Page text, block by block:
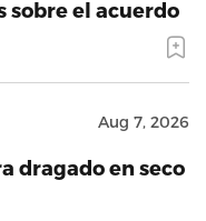
sobre el acuerdo
Aug 7, 2026
dragado en seco